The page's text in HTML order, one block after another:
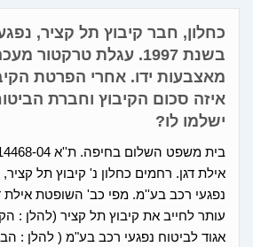
כחלון, חבר קיבוץ תל קציר,
בשנת 1997. עגלת טרקטור
איזה סכום הקיבוץ וחברת
ישלמו לו?
אילת דגן. רחמים כחלון נ' קיבוץ תל
נפגעי רכב בע''מ. מפי כב' השופטת אילת
עותר לחייב את קיבוץ תל קציר (להלן :
אגוד לביטוח נפגעי רכב בע"מ ( להלן :